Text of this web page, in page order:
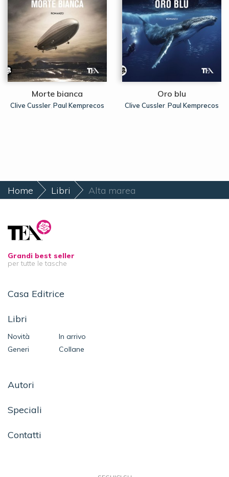
Morte bianca
Clive Cussler, Paul Kemprecos
Oro blu
Clive Cussler, Paul Kemprecos
Home Libri Alta marea
Grandi best seller
per tutte le tasche
Casa Editrice
Libri
Novità
In arrivo
Generi
Collane
Autori
Speciali
Contatti